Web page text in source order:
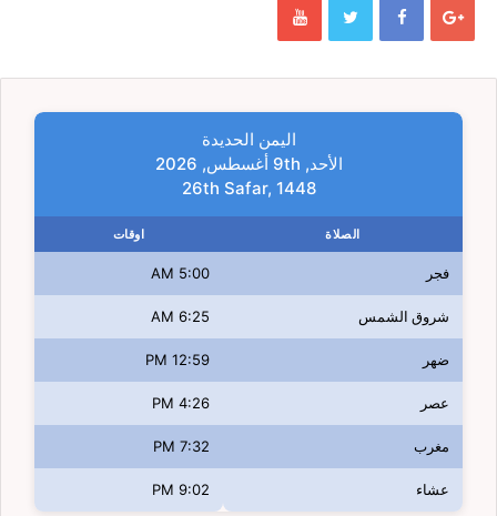
اليمن الحديدة
الأحد, 9th أغسطس, 2026
26th Safar, 1448
الصلاة اوقات
فجر 5:00 AM
شروق الشمس 6:25 AM
ضهر 12:59 PM
عصر 4:26 PM
مغرب 7:32 PM
عشاء 9:02 PM